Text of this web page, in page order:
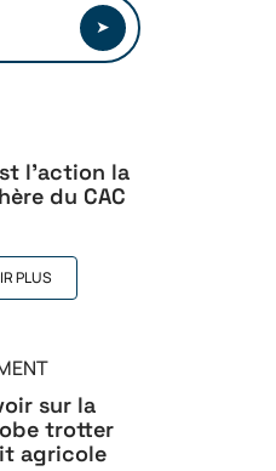
l’action la
du CAC
PLUS
sur la
trotter
agricole